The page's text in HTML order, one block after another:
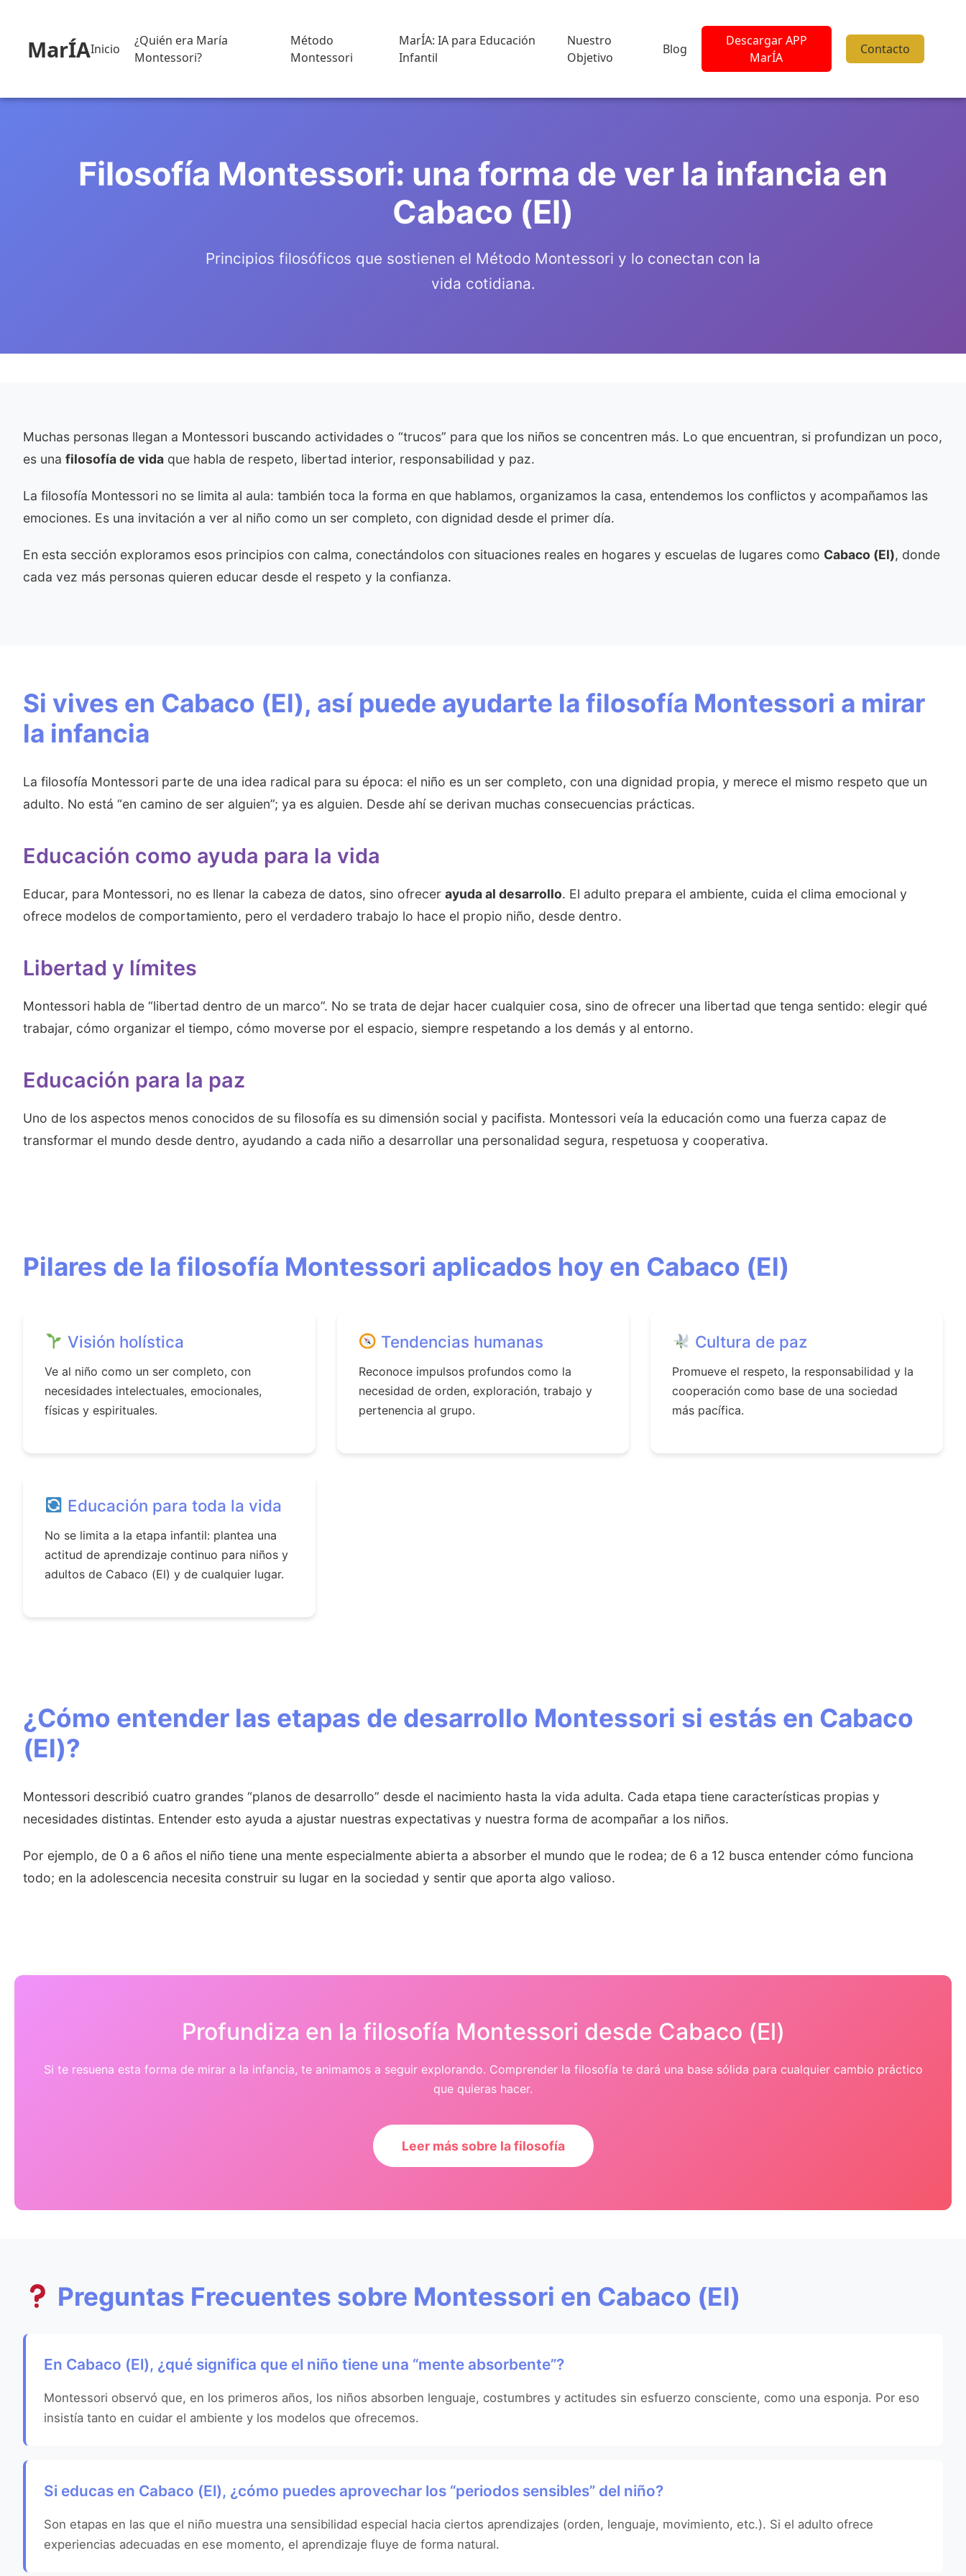
MarÍAInicio
¿Quién era María
Montessori?
Método
Montessori
MarÍA: IA para Educación
Infantil
Nuestro
Objetivo
Blog
Descargar APP
MarÍA
Contacto
Filosofía Montessori: una forma de ver la infancia en
Cabaco (El)
Principios filosóficos que sostienen el Método Montessori y lo conectan con la
vida cotidiana.
Muchas personas llegan a Montessori buscando actividades o “trucos” para que los niños se concentren más. Lo que encuentran, si profundizan un poco,
es una filosofía de vida que habla de respeto, libertad interior, responsabilidad y paz.
La filosofía Montessori no se limita al aula: también toca la forma en que hablamos, organizamos la casa, entendemos los conflictos y acompañamos las
emociones. Es una invitación a ver al niño como un ser completo, con dignidad desde el primer día.
En esta sección exploramos esos principios con calma, conectándolos con situaciones reales en hogares y escuelas de lugares como Cabaco (El), donde
cada vez más personas quieren educar desde el respeto y la confianza.
Si vives en Cabaco (El), así puede ayudarte la filosofía Montessori a mirar
la infancia
La filosofía Montessori parte de una idea radical para su época: el niño es un ser completo, con una dignidad propia, y merece el mismo respeto que un
adulto. No está “en camino de ser alguien”; ya es alguien. Desde ahí se derivan muchas consecuencias prácticas.
Educación como ayuda para la vida
Educar, para Montessori, no es llenar la cabeza de datos, sino ofrecer ayuda al desarrollo. El adulto prepara el ambiente, cuida el clima emocional y
ofrece modelos de comportamiento, pero el verdadero trabajo lo hace el propio niño, desde dentro.
Libertad y límites
Montessori habla de “libertad dentro de un marco”. No se trata de dejar hacer cualquier cosa, sino de ofrecer una libertad que tenga sentido: elegir qué
trabajar, cómo organizar el tiempo, cómo moverse por el espacio, siempre respetando a los demás y al entorno.
Educación para la paz
Uno de los aspectos menos conocidos de su filosofía es su dimensión social y pacifista. Montessori veía la educación como una fuerza capaz de
transformar el mundo desde dentro, ayudando a cada niño a desarrollar una personalidad segura, respetuosa y cooperativa.
Pilares de la filosofía Montessori aplicados hoy en Cabaco (El)
Visión holística
Ve al niño como un ser completo, con
necesidades intelectuales, emocionales,
físicas y espirituales.
Tendencias humanas
Reconoce impulsos profundos como la
necesidad de orden, exploración, trabajo y
pertenencia al grupo.
Cultura de paz
Promueve el respeto, la responsabilidad y la
cooperación como base de una sociedad
más pacífica.
Educación para toda la vida
No se limita a la etapa infantil: plantea una
actitud de aprendizaje continuo para niños y
adultos de Cabaco (El) y de cualquier lugar.
¿Cómo entender las etapas de desarrollo Montessori si estás en Cabaco
(El)?
Montessori describió cuatro grandes “planos de desarrollo” desde el nacimiento hasta la vida adulta. Cada etapa tiene características propias y
necesidades distintas. Entender esto ayuda a ajustar nuestras expectativas y nuestra forma de acompañar a los niños.
Por ejemplo, de 0 a 6 años el niño tiene una mente especialmente abierta a absorber el mundo que le rodea; de 6 a 12 busca entender cómo funciona
todo; en la adolescencia necesita construir su lugar en la sociedad y sentir que aporta algo valioso.
Profundiza en la filosofía Montessori desde Cabaco (El)
Si te resuena esta forma de mirar a la infancia, te animamos a seguir explorando. Comprender la filosofía te dará una base sólida para cualquier cambio práctico
que quieras hacer.
Leer más sobre la filosofía
Preguntas Frecuentes sobre Montessori en Cabaco (El)
En Cabaco (El), ¿qué significa que el niño tiene una “mente absorbente”?
Montessori observó que, en los primeros años, los niños absorben lenguaje, costumbres y actitudes sin esfuerzo consciente, como una esponja. Por eso
insistía tanto en cuidar el ambiente y los modelos que ofrecemos.
Si educas en Cabaco (El), ¿cómo puedes aprovechar los “periodos sensibles” del niño?
Son etapas en las que el niño muestra una sensibilidad especial hacia ciertos aprendizajes (orden, lenguaje, movimiento, etc.). Si el adulto ofrece
experiencias adecuadas en ese momento, el aprendizaje fluye de forma natural.